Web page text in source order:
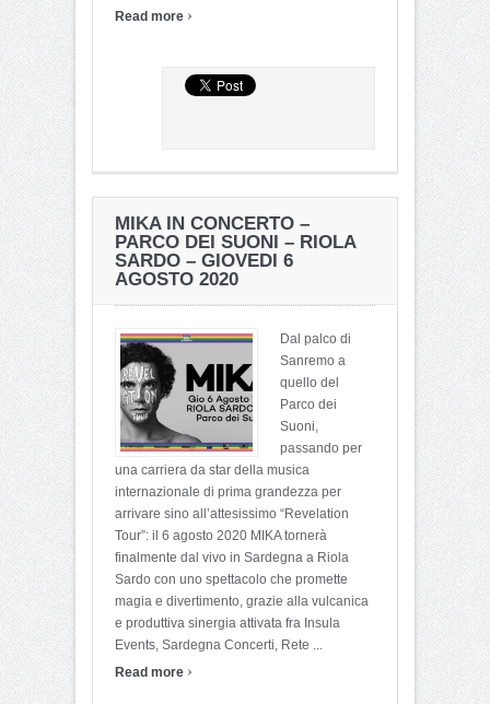
Read more ›
MIKA IN CONCERTO –
PARCO DEI SUONI – RIOLA
SARDO – GIOVEDI 6
AGOSTO 2020
Dal palco di
Sanremo a
quello del
Parco dei
Suoni,
passando per
una carriera da star della musica
internazionale di prima grandezza per
arrivare sino all’attesissimo “Revelation
Tour”: il 6 agosto 2020 MIKA tornerà
finalmente dal vivo in Sardegna a Riola
Sardo con uno spettacolo che promette
magia e divertimento, grazie alla vulcanica
e produttiva sinergia attivata fra Insula
Events, Sardegna Concerti, Rete ...
Read more ›